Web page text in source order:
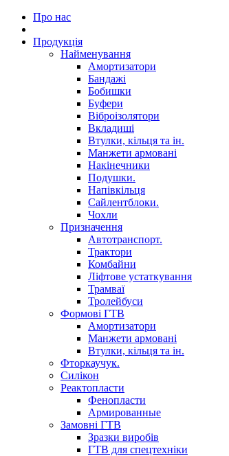
Про нас
Продукція
Найменування
Амортизатори
Бандажі
Бобишки
Буфери
Віброізолятори
Вкладиші
Втулки, кільця та ін.
Манжети армовані
Накінечники
Подушки.
Напівкільця
Сайлентблоки.
Чохли
Призначення
Автотранспорт.
Трактори
Комбайни
Ліфтове устаткування
Трамваї
Тролейбуси
Формові ГТВ
Амортизатори
Манжети армовані
Втулки, кільця та ін.
Фторкаучук.
Силікон
Реактопласти
Фенопласти
Армированные
Замовні ГТВ
Зразки виробів
ГТВ для спецтехніки